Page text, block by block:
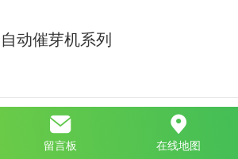
自动催芽机系列
自动苗菜机系列
留言板 在线地图